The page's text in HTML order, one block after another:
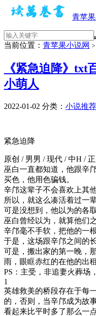
青苹
当前位置： 青苹果小说网 >
《紧急迫降》txt
小萌人
2022-01-02 分类： 小说推荐
紧急迫降
原创 / 男男 / 现代 / 中H /
巫白一直都知道，他跟辛
买色，他用色骗钱。
辛邝这辈子不会喜欢上其
所以，就这么凑活着过一
可是没想到，他以为的各
巫白曾经以为，就算他们
辛邝毫不手软，把他的一
于是，这场跟辛邝之间的
可是，搬出家的第一晚，
雨，眼眶赤红的在他的出
PS：主受，非追妻火葬场
1
英雄救美的桥段存在于每
的，否则，当辛邝成为故
看起来比平时多了那么一